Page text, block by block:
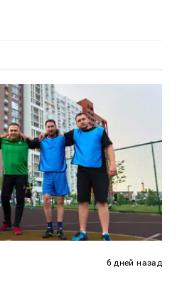
6 дней назад